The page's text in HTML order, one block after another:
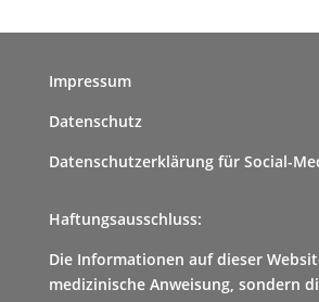
Impressum
Datenschutz
Datenschutzerklärung für Social-
Haftungsausschluss:
Die Informationen auf dieser
medizinische Anweisung, sondern